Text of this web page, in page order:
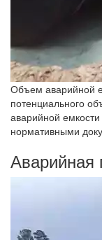
Объем аварийной
потенциального
аварийной емкости
нормативными
Аварийная